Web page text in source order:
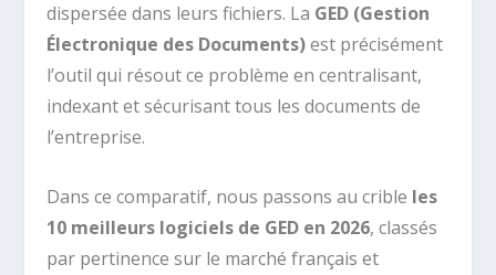
dispersée dans leurs fichiers. La GED (Gestion
Électronique des Documents)est précisément
l’outil qui résout ce problème en centralisant,
indexant et sécurisant tous les documents de
l’entreprise.
Dans ce comparatif, nous passons au crible les
10 meilleurs logiciels de GED en 2026, classés
par pertinence sur le marché français et